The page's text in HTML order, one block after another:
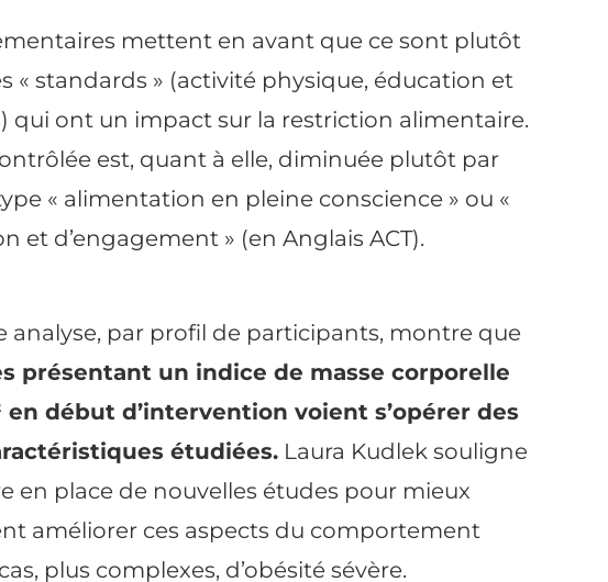
mettent en avant que ce sont plutôt
« standards » (activité physique, éducation et
qui ont un impact sur la restriction alimentaire.
est, quant à elle, diminuée plutôt par
« alimentation en pleine conscience » ou «
et d’engagement » (en Anglais ACT).
analyse, par profil de participants, montre que
présentant un indice de masse corporelle
début d’intervention voient s’opérer des
étudiées. Laura Kudlek souligne
en place de nouvelles études pour mieux
améliorer ces aspects du comportement
plus complexes, d’obésité sévère.